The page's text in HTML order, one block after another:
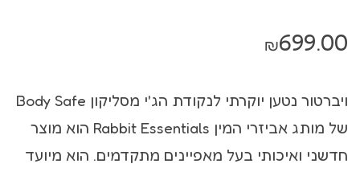
₪699.00
ויברטור נטען יוקרתי לנקודת הג'י מסליקון Body Safe
של מותג אביזרי המין Rabbit Essentials הוא מוצר
חדשני ואיכותי בעל מאפיינים מתקדמים. הוא מיועד